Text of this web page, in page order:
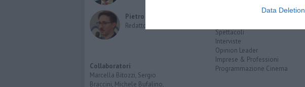
Data Deletion
Pietro Mattonai
Redattore
Collaboratori
Marcella Bitozzi, Sergio
Braccini, Michele Bufalino,
Spettacoli
Interviste
Opinion Leader
Imprese & Professioni
Programmazione Cinema